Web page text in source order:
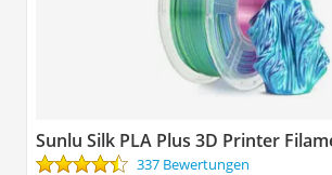
Sunlu Silk PLA Plus 3D Printer
337 Bewertungen